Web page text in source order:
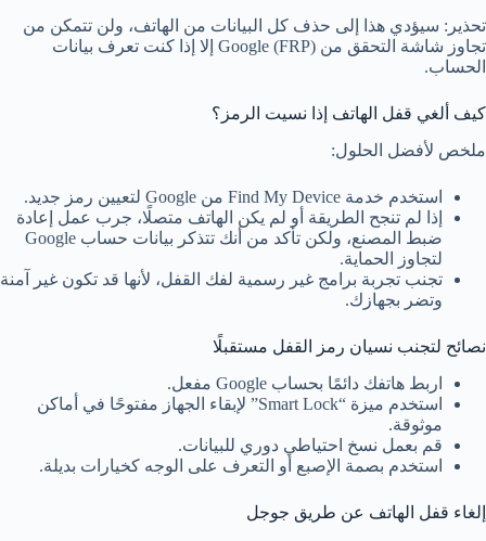
تحذير: سيؤدي هذا إلى حذف كل البيانات من الهاتف، ولن تتمكن من
تجاوز شاشة التحقق من Google (FRP) إلا إذا كنت تعرف بيانات
الحساب.
كيف ألغي قفل الهاتف إذا نسيت الرمز؟
ملخص لأفضل الحلول:
استخدم خدمة Find My Device من Google لتعيين رمز جديد.
إذا لم تنجح الطريقة أو لم يكن الهاتف متصلًا، جرب عمل إعادة
ضبط المصنع، ولكن تأكد من أنك تتذكر بيانات حساب Google
لتجاوز الحماية.
تجنب تجربة برامج غير رسمية لفك القفل، لأنها قد تكون غير آمنة
وتضر بجهازك.
نصائح لتجنب نسيان رمز القفل مستقبلًا
اربط هاتفك دائمًا بحساب Google مفعل.
استخدم ميزة “Smart Lock” لإبقاء الجهاز مفتوحًا في أماكن
موثوقة.
قم بعمل نسخ احتياطي دوري للبيانات.
استخدم بصمة الإصبع أو التعرف على الوجه كخيارات بديلة.
إلغاء قفل الهاتف عن طريق جوجل